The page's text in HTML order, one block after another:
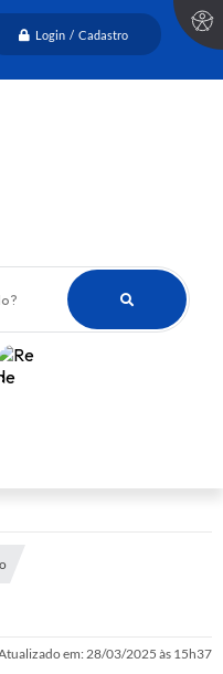
Login / Cadastro
em: 28/03/2025 às 15h37